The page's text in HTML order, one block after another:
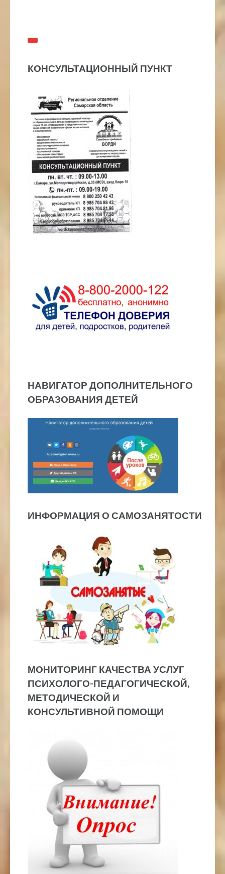
КОНСУЛЬТАЦИОННЫЙ ПУНКТ
НАВИГАТОР ДОПОЛНИТЕЛЬНОГО
ОБРАЗОВАНИЯ ДЕТЕЙ
ИНФОРМАЦИЯ О САМОЗАНЯТОСТИ
МОНИТОРИНГ КАЧЕСТВА УСЛУГ
ПСИХОЛОГО-ПЕДАГОГИЧЕСКОЙ,
МЕТОДИЧЕСКОЙ И
КОНСУЛЬТИВНОЙ ПОМОЩИ